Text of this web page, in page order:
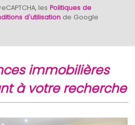
les Politiques de
d'utilisation de Google
à votre recherche